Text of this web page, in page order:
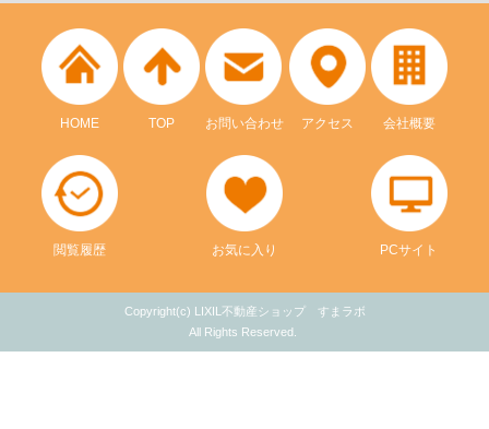
HOME TOP お問い合わせ アクセス 会社概要
閲覧履歴 お気に入り PCサイト
Copyright(c) LIXIL不動産ショップ すまラボ
All Rights Reserved.